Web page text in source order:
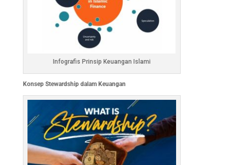
Infografis Prinsip Keuangan Islami
Konsep Stewardship dalam Keuangan